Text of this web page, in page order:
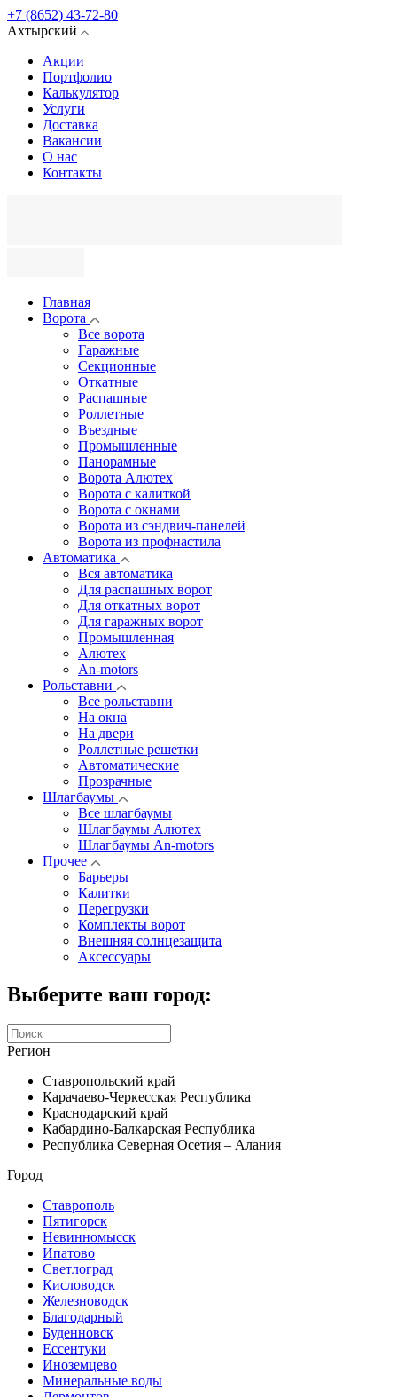
+7 (8652) 43-72-80
Ахтырский
Акции
Портфолио
Калькулятор
Услуги
Доставка
Вакансии
О нас
Контакты
Главная
Ворота
Все ворота
Гаражные
Секционные
Откатные
Распашные
Роллетные
Въездные
Промышленные
Панорамные
Ворота Алютех
Ворота с калиткой
Ворота c окнами
Ворота из сэндвич-панелей
Ворота из профнастила
Автоматика
Вся автоматика
Для распашных ворот
Для откатных ворот
Для гаражных ворот
Промышленная
Алютех
An-motors
Рольставни
Все рольставни
На окна
На двери
Роллетные решетки
Автоматические
Прозрачные
Шлагбаумы
Все шлагбаумы
Шлагбаумы Алютех
Шлагбаумы An-motors
Прочее
Барьеры
Калитки
Перегрузки
Комплекты ворот
Внешняя солнцезащита
Аксессуары
Выберите ваш город:
Регион
Ставропольский край
Карачаево-Черкесская Республика
Краснодарский край
Кабардино-Балкарская Республика
Республика Северная Осетия – Алания
Город
Ставрополь
Пятигорск
Невинномысск
Ипатово
Светлоград
Кисловодск
Железноводск
Благодарный
Буденновск
Ессентуки
Иноземцево
Минеральные воды